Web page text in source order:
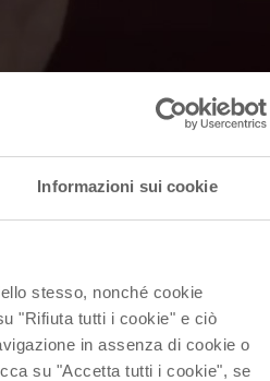
Informazioni sui cookie
stesso, nonché cookie
"Rifiuta tutti i cookie" e ciò
in assenza di cookie o
su "Accetta tutti i cookie", se